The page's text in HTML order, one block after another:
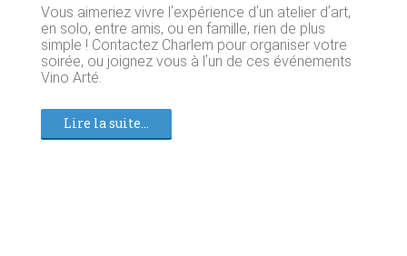
Vous aimeriez vivre lʼexpérience dʼun atelier dʼart,
en solo, entre amis, ou en famille, rien de plus
simple ! Contactez Charlem pour organiser votre
soirée, ou joignez vous à lʼun de ces événements
Vino Arté.
Lire la suite...